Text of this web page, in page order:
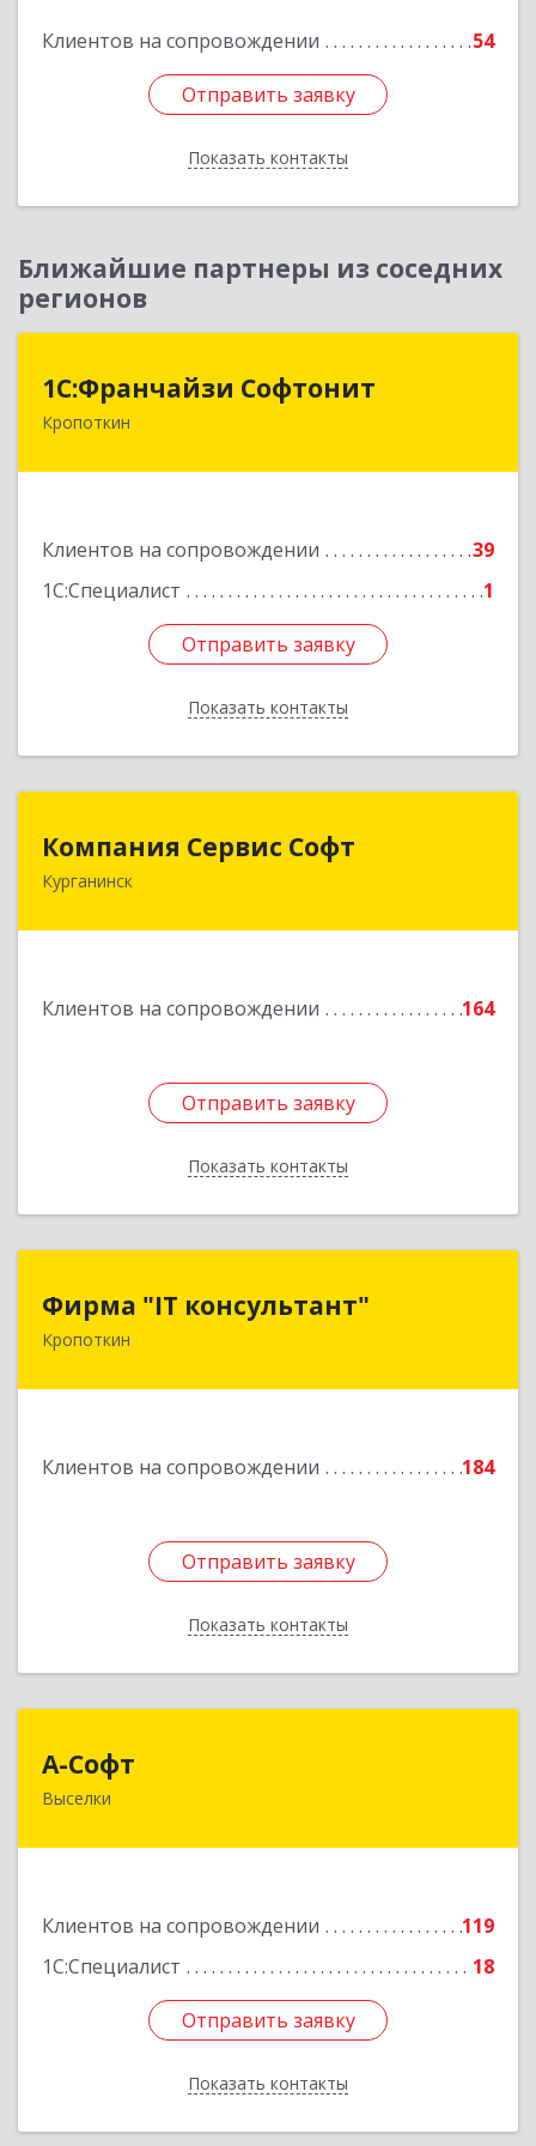
Клиентов на сопровождении 54
Отправить заявку
Показать контакты
Подробнее
Отправить заявку
Назад
Ближайшие партнеры из соседних
регионов
1С:Франчайзи Софтонит
Кропоткин
Клиентов на сопровождении
39
1С:Специалист
1
Отправить заявку
Показать контакты
1С:Франчайзи Софтонит
352380, Краснодарский край, Кавказский р-н,
Отправить заявку
Назад
Компания Сервис Софт
Курганинск
Клиентов на сопровождении 164
Отправить заявку
Показать контакты
Компания Сервис Софт
352430, Краснодарский край, Курганинск г,
Отправить заявку
Назад
Фирма "IT консультант"
Кропоткин
Клиентов на сопровождении 184
Отправить заявку
Показать контакты
352389, Краснодарский край, Кавказский р-н,
Отправить заявку
Назад
А-Софт
Выселки
Клиентов на сопровождении
119
1С:Специалист
18
Отправить заявку
Показать контакты
353100, Краснодарский край, Выселковский
Отправить заявку
Назад